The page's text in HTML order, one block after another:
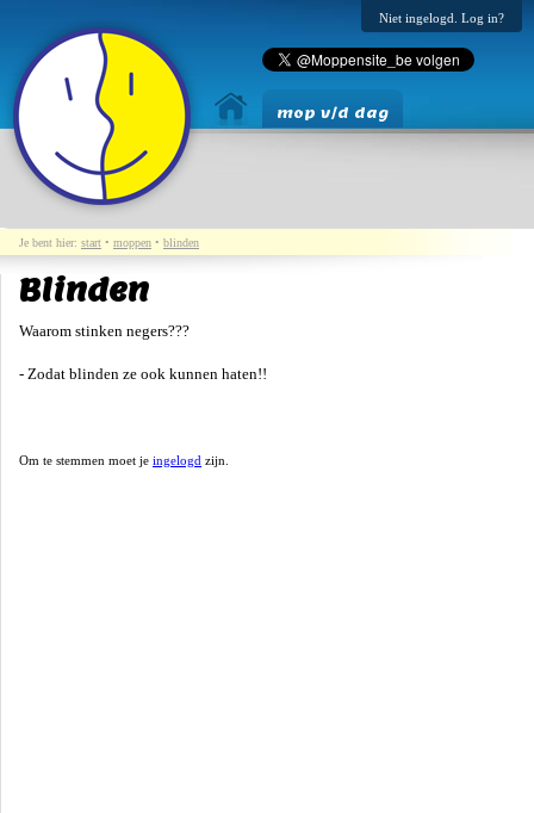
Niet ingelogd. Log in?
mop v/d dag
Je bent hier: start • moppen • blinden
Blinden
Waarom stinken negers???
- Zodat blinden ze ook kunnen haten!!
Om te stemmen moet je ingelogd zijn.